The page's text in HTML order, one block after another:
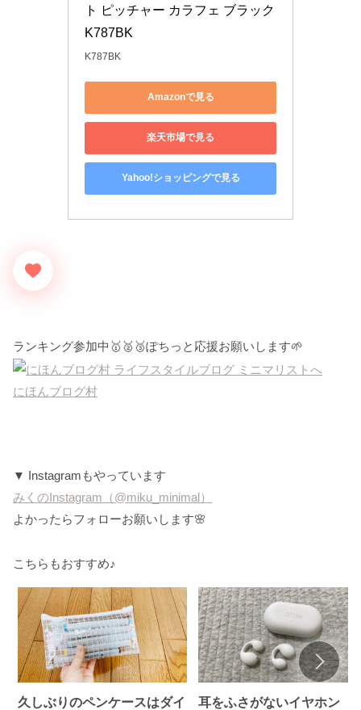
ト ピッチャー カラフェ ブラック
K787BK
K787BK
Amazonで見る
楽天市場で見る
Yahoo!ショッピングで見る
ランキング参加中🥇🥈🥉ぽちっと応援お願いします🌱
にほんブログ村
▼ Instagramもやっています
みくのInstagram（@miku_minimal）
よかったらフォローお願いします🌸
こちらもおすすめ♪
久しぶりのペンケースはダイ
耳をふさがないイヤホン